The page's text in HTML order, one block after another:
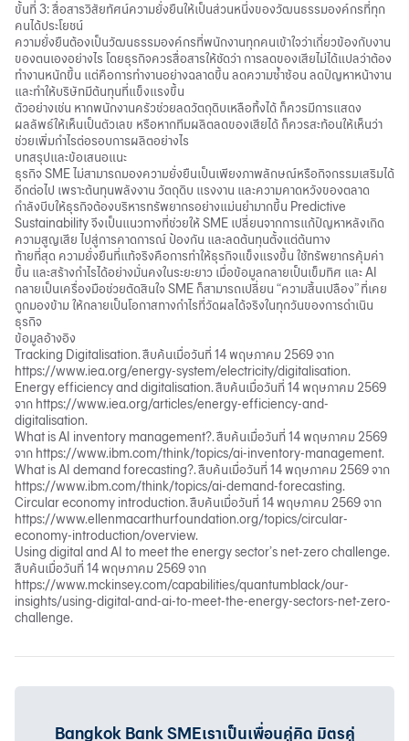
ขั้นที่ 3: สื่อสารวิสัยทัศน์ความยั่งยืนให้เป็นส่วนหนึ่งของวัฒนธรรมองค์กรที่ทุก
คนได้ประโยชน์
ความยั่งยืนต้องเป็นวัฒนธรรมองค์กรที่พนักงานทุกคนเข้าใจว่าเกี่ยวข้องกับงาน
ของตนเองอย่างไร โดยธุรกิจควรสื่อสารให้ชัดว่า การลดของเสียไม่ได้แปลว่าต้อง
ทำงานหนักขึ้น แต่คือการทำงานอย่างฉลาดขึ้น ลดความซ้ำซ้อน ลดปัญหาหน้างาน
และทำให้บริษัทมีต้นทุนที่แข็งแรงขึ้น
ตัวอย่างเช่น หากพนักงานครัวช่วยลดวัตถุดิบเหลือทิ้งได้ ก็ควรมีการแสดง
ผลลัพธ์ให้เห็นเป็นตัวเลข หรือหากทีมผลิตลดของเสียได้ ก็ควรสะท้อนให้เห็นว่า
ช่วยเพิ่มกำไรต่อรอบการผลิตอย่างไร
บทสรุปและข้อเสนอแนะ
ธุรกิจ SME ไม่สามารถมองความยั่งยืนเป็นเพียงภาพลักษณ์หรือกิจกรรมเสริมได้
อีกต่อไป เพราะต้นทุนพลังงาน วัตถุดิบ แรงงาน และความคาดหวังของตลาด
กำลังบีบให้ธุรกิจต้องบริหารทรัพยากรอย่างแม่นยำมากขึ้น Predictive
Sustainability จึงเป็นแนวทางที่ช่วยให้ SME เปลี่ยนจากการแก้ปัญหาหลังเกิด
ความสูญเสีย ไปสู่การคาดการณ์ ป้องกัน และลดต้นทุนตั้งแต่ต้นทาง
ท้ายที่สุด ความยั่งยืนที่แท้จริงคือการทำให้ธุรกิจแข็งแรงขึ้น ใช้ทรัพยากรคุ้มค่า
ขึ้น และสร้างกำไรได้อย่างมั่นคงในระยะยาว เมื่อข้อมูลกลายเป็นเข็มทิศ และ AI
กลายเป็นเครื่องมือช่วยตัดสินใจ SME ก็สามารถเปลี่ยน “ความสิ้นเปลือง” ที่เคย
ถูกมองข้าม ให้กลายเป็นโอกาสทางกำไรที่วัดผลได้จริงในทุกวันของการดำเนิน
ธุรกิจ
ข้อมูลอ้างอิง
Tracking Digitalisation. สืบค้นเมื่อวันที่ 14 พฤษภาคม 2569 จาก
https://www.iea.org/energy-system/electricity/digitalisation.
Energy efficiency and digitalisation. สืบค้นเมื่อวันที่ 14 พฤษภาคม 2569
จาก https://www.iea.org/articles/energy-efficiency-and-
digitalisation.
What is AI inventory management?. สืบค้นเมื่อวันที่ 14 พฤษภาคม 2569
จาก https://www.ibm.com/think/topics/ai-inventory-management.
What is AI demand forecasting?. สืบค้นเมื่อวันที่ 14 พฤษภาคม 2569 จาก
https://www.ibm.com/think/topics/ai-demand-forecasting.
Circular economy introduction. สืบค้นเมื่อวันที่ 14 พฤษภาคม 2569 จาก
https://www.ellenmacarthurfoundation.org/topics/circular-
economy-introduction/overview.
Using digital and AI to meet the energy sector’s net-zero challenge.
สืบค้นเมื่อวันที่ 14 พฤษภาคม 2569 จาก
https://www.mckinsey.com/capabilities/quantumblack/our-
insights/using-digital-and-ai-to-meet-the-energy-sectors-net-zero-
challenge.
Bangkok Bank SMEเราเป็นเพื่อนคู่คิด มิตรคู่